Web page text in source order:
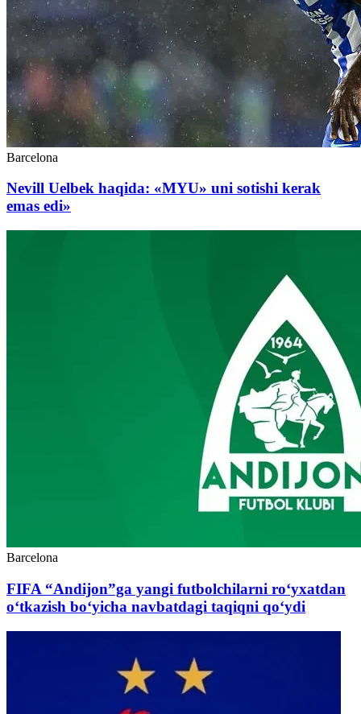
Barcelona
Nevill Uelbek haqida: «MYU» uni sotishi kerak
emas edi»
Barcelona
FIFA “Andijon”ga yangi futbolchilarni ro‘yxatdan
o‘tkazish bo‘yicha navbatdagi taqiqni qo‘ydi